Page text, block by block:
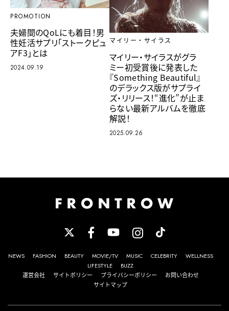
PROMOTION
夫婦間のQoLにも着目！男
性妊活サプリ「ストークピュ
アF3」とは
2024.09.19
マイリー・サイラス
マイリー・サイラスがグラ
ミー初受賞後に発表した
『Something Beautiful』
のデラックス版がサプライ
ズ・リリース！“進化”が止ま
らない最新アルバムを徹底
解説！
2025.09.26
NEWS FASHION BEAUTY MOVIE/TV MUSIC CELEBRITY
WELLNESS
LIFESTYLE
BUZZ
運営会社
サイトポリシー プライバシーポリシー
お問い合わせ
サイトマップ